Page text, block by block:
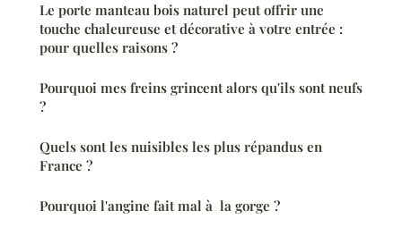
Le porte manteau bois naturel peut offrir une
touche chaleureuse et décorative à votre entrée :
pour quelles raisons ?
Pourquoi mes freins grincent alors qu'ils sont neufs
?
Quels sont les nuisibles les plus répandus en
France ?
Pourquoi l'angine fait mal à la gorge ?